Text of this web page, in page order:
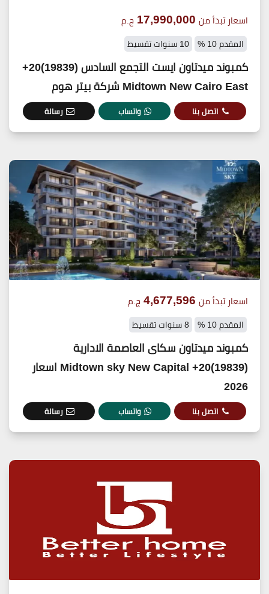
اسعار تبدأ من 17,990,000 ج.م
المقدم 10 % 10 سنوات تقسيط
كمبوند ميدتاون ايست التجمع السادس (19839)20+
Midtown New Cairo East شركة بيتر هوم
اتصل بنا واتساب رسالة
اسعار تبدأ من 4,677,596 ج.م
المقدم 10 % 8 سنوات تقسيط
كمبوند ميدتاون سكاى العاصمة الادارية
(19839)20+ Midtown sky New Capital اسعار
2026
اتصل بنا واتساب رسالة